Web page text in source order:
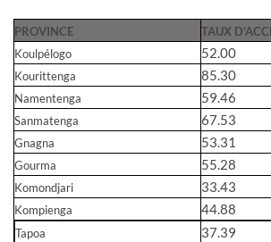
PROVINCE
TAUX
Koulpélogo
52.00
Kourittenga 85.30
Namentenga 59.46
Sanmatenga 67.53
Gnagna 53.31
Gourma 55.28
Komondjari 33.43
Kompienga 44.88
Tapoa 37.39